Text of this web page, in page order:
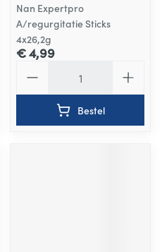
Nan Expertpro
A/regurgitatie Sticks
4x26,2g
€ 4,99
Bestel